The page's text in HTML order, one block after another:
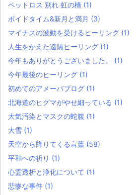
ペットロス 別れ 虹の橋 (1)
ボイドタイム&新月と満月 (3)
マイナスの波動を受けるヒーリング (1)
人生をかえた遠隔ヒーリング (1)
今年もありがとうございました。 (1)
今年最後のヒーリング (1)
初めてのアメーバブログ (1)
北海道のヒグマがやせ細っている (1)
大気汚染とマスクの蛇腹 (1)
大雪 (1)
天空から降りてくる言葉 (58)
平和への祈り (1)
心霊透析と浄化について (1)
悲惨な事件 (1)